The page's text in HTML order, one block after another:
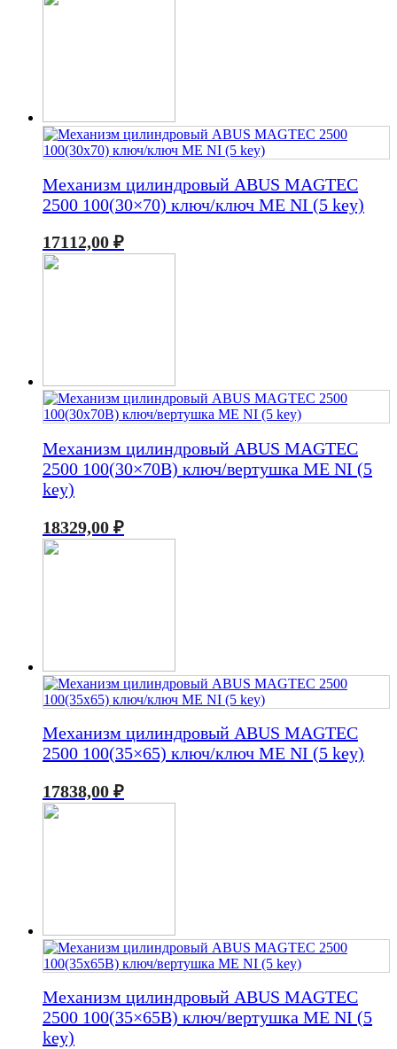
Механизм цилиндровый ABUS MAGTEC
2500 100(30×70) ключ/ключ ME NI (5 key)
17112,00 ₽
Механизм цилиндровый ABUS MAGTEC
2500 100(30×70В) ключ/вертушка ME NI (5
key)
18329,00 ₽
Механизм цилиндровый ABUS MAGTEC
2500 100(35×65) ключ/ключ ME NI (5 key)
17838,00 ₽
Механизм цилиндровый ABUS MAGTEC
2500 100(35×65В) ключ/вертушка ME NI (5
key)